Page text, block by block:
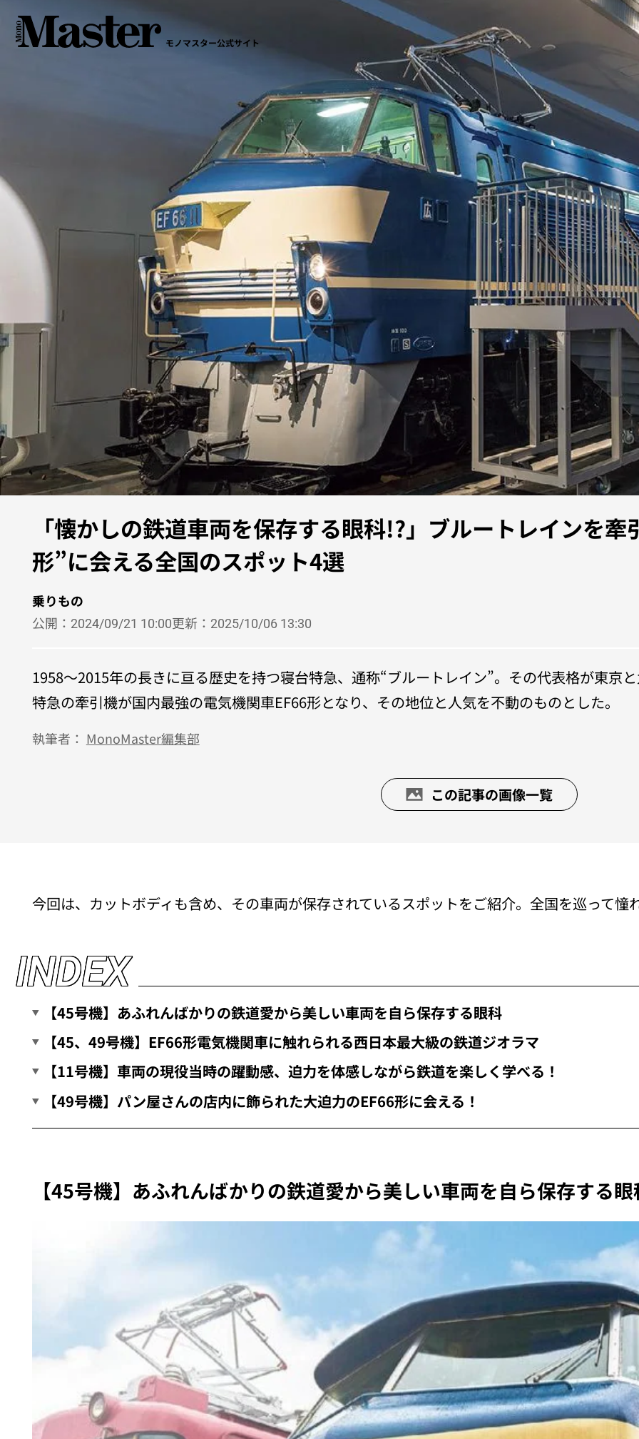
モノマスター公式サイト
「懐かしの鉄道車両を保存する眼科!?」ブルートレインを
形”に会える全国のスポット4選
乗りもの
公開： 2024/09/21 10:00更新： 2025/10/06 13:30
1958〜2015年の長きに亘る歴史を持つ寝台特急、通称“ブルートレイン”。その代表格が東京
特急の牽引機が国内最強の電気機関車EF66形となり、その地位と人気を不動のものとした。
執筆者： MonoMaster編集部
この記事の画像一覧
今回は、カットボディも含め、その車両が保存されているスポットをご紹介。全国を巡って憧
INDEX
【45号機】あふれんばかりの鉄道愛から美しい車両を自ら保存する眼科
【45、49号機】EF66形電気機関車に触れられる西日本最大級の鉄道ジオラマ
【11号機】車両の現役当時の躍動感、迫力を体感しながら鉄道を楽しく学べる！
【49号機】パン屋さんの店内に飾られた大迫力のEF66形に会える！
【45号機】あふれんばかりの鉄道愛から美しい車両を自ら保存する眼